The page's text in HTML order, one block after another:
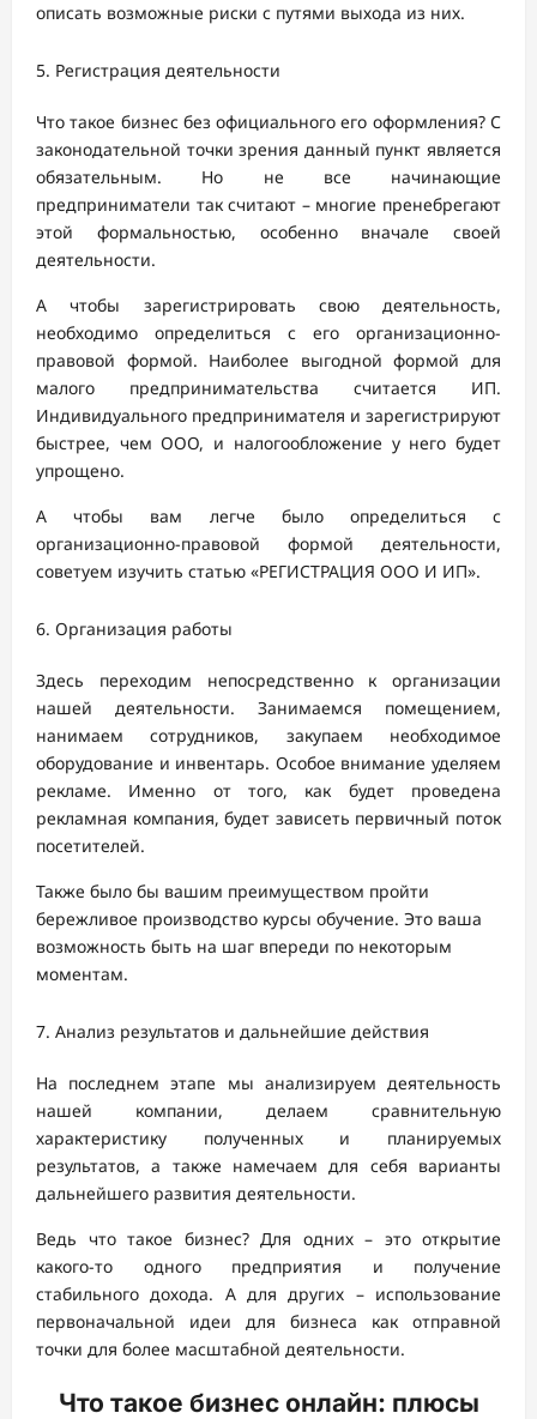
описать возможные риски с путями выхода из них.
Регистрация деятельности
Что такое бизнес без официального его оформления? С
законодательной точки зрения данный пункт является
обязательным. Но не все начинающие
предприниматели так считают – многие пренебрегают
этой формальностью, особенно вначале своей
деятельности.
А чтобы зарегистрировать свою деятельность,
необходимо определиться с его организационно-
правовой формой. Наиболее выгодной формой для
малого предпринимательства считается ИП.
Индивидуального предпринимателя и зарегистрируют
быстрее, чем ООО, и налогообложение у него будет
упрощено.
А чтобы вам легче было определиться с
организационно-правовой формой деятельности,
советуем изучить статью «РЕГИСТРАЦИЯ ООО И ИП».
Организация работы
Здесь переходим непосредственно к организации
нашей деятельности. Занимаемся помещением,
нанимаем сотрудников, закупаем необходимое
оборудование и инвентарь. Особое внимание уделяем
рекламе. Именно от того, как будет проведена
рекламная компания, будет зависеть первичный поток
посетителей.
Также было бы вашим преимуществом пройти
бережливое производство курсы обучение. Это ваша
возможность быть на шаг впереди по некоторым
моментам.
Анализ результатов и дальнейшие действия
На последнем этапе мы анализируем деятельность
нашей компании, делаем сравнительную
характеристику полученных и планируемых
результатов, а также намечаем для себя варианты
дальнейшего развития деятельности.
Ведь что такое бизнес? Для одних – это открытие
какого-то одного предприятия и получение
стабильного дохода. А для других – использование
первоначальной идеи для бизнеса как отправной
точки для более масштабной деятельности.
Что такое бизнес онлайн: плюсы